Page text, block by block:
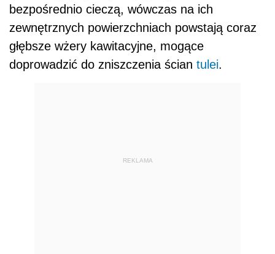
bezpośrednio cieczą, wówczas na ich
zewnętrznych powierzchniach powstają coraz
głębsze wżery kawitacyjne, mogące
doprowadzić do zniszczenia ścian tulei.
REKLAMA